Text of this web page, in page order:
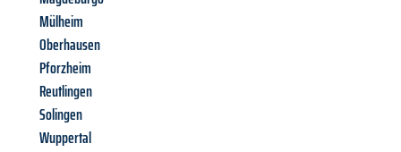
Mülheim
Oberhausen
Pforzheim
Reutlingen
Solingen
Wuppertal